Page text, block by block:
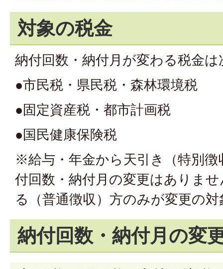
対象の税金
納付回数・納付月が変わる税金
●市民税・県民税・森林環境税
●固定資産税・都市計画税
●国民健康保険税
※給与・年金から天引き（特別
付回数・納付月の変更はありま
る（普通徴収）方のみが変更の
納付回数・納付月の変